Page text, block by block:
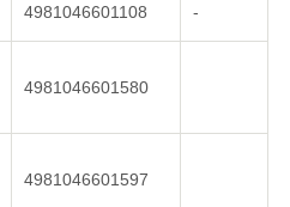
4981046601108 -
4981046601580
4981046601597